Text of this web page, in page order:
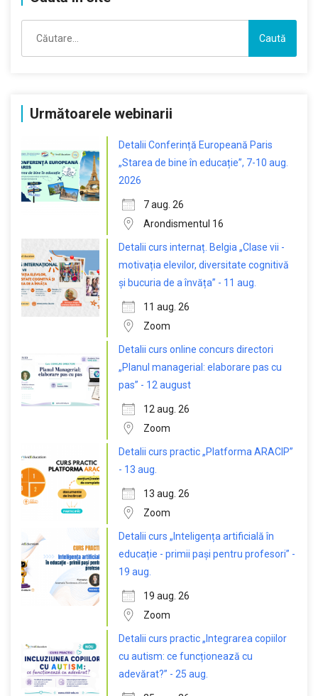
după:
Următoarele webinarii
Detalii Conferință Europeană Paris
„Starea de bine în educație”, 7-10 aug.
2026
7 aug. 26
Arondismentul 16
Detalii curs internaț. Belgia „Clase vii -
motivația elevilor, diversitate cognitivă
și bucuria de a învăța” - 11 aug.
11 aug. 26
Zoom
Detalii curs online concurs directori
„Planul managerial: elaborare pas cu
pas” - 12 august
12 aug. 26
Zoom
Detalii curs practic „Platforma ARACIP”
- 13 aug.
13 aug. 26
Zoom
Detalii curs „Inteligența artificială în
educație - primii pași pentru profesori” -
19 aug.
19 aug. 26
Zoom
Detalii curs practic „Integrarea copiilor
cu autism: ce funcționează cu
adevărat?” - 25 aug.